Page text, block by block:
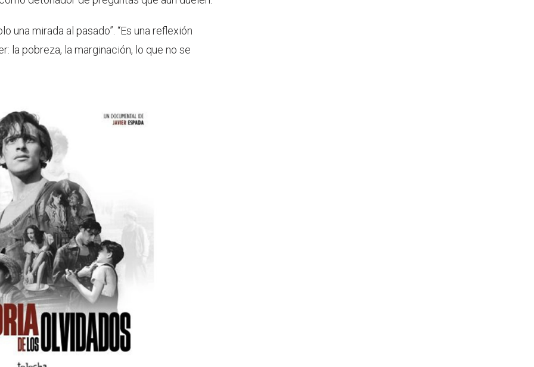
una mirada al pasado”. “Es una reflexión
la pobreza, la marginación, lo que no se